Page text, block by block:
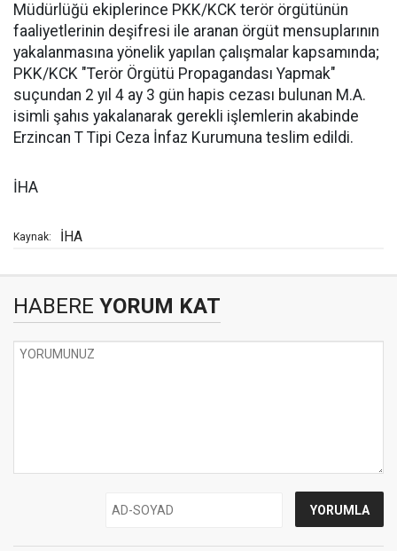
Müdürlüğü ekiplerince PKK/KCK terör örgütünün
faaliyetlerinin deşifresi ile aranan örgüt mensuplarının
yakalanmasına yönelik yapılan çalışmalar kapsamında;
PKK/KCK "Terör Örgütü Propagandası Yapmak"
suçundan 2 yıl 4 ay 3 gün hapis cezası bulunan M.A.
isimli şahıs yakalanarak gerekli işlemlerin akabinde
Erzincan T Tipi Ceza İnfaz Kurumuna teslim edildi.
İHA
Kaynak: İHA
HABERE YORUM KAT